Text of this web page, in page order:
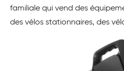
familiale qui vend des
des vélos stationnaires, des